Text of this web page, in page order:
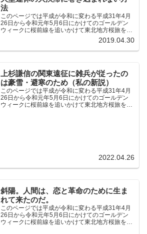
法
このページでは平成が令和に変わる平成31年4月
26日から令和元年5月6日にかけてのゴールデン
ウィークに桜前線を追いかけて東北地方桜旅を車
中泊大遠征10泊11日した時の記録をまとめたも
のです。（結論）「桜前線なんてものはテレビの
中にしか存在し...
2019.04.30
上杉謙信の関東遠征に雑兵が従ったの
は豪雪・避寒のため（私の新説）
このページでは平成が令和に変わる平成31年4月
26日から令和元年5月6日にかけてのゴールデン
ウィークに桜前線を追いかけて東北地方桜旅を車
2022.04.26
斜陽。人間は、恋と革命のために生ま
れて来たのだ。
このページでは平成が令和に変わる平成31年4月
26日から令和元年5月6日にかけてのゴールデン
ウィークに桜前線を追いかけて東北地方桜旅を車